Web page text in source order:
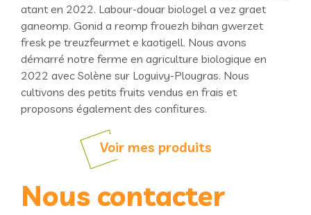
atant en 2022. Labour-douar biologel a vez graet
ganeomp. Gonid a reomp frouezh bihan gwerzet
fresk pe treuzfeurmet e kaotigell. Nous avons
démarré notre ferme en agriculture biologique en
2022 avec Solène sur Loguivy-Plougras. Nous
cultivons des petits fruits vendus en frais et
proposons également des confitures.
Voir mes produits
Nous contacter